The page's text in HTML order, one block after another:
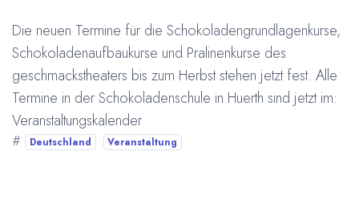
Die neuen Termine für die Schokoladengrundlagenkurse,
Schokoladenaufbaukurse und Pralinenkurse des
geschmackstheaters bis zum Herbst stehen jetzt fest. Alle
Termine in der Schokoladenschule in Huerth sind jetzt im:
Veranstaltungskalender
# Deutschland Veranstaltung